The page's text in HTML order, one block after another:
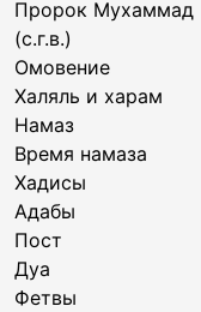
Пророк Мухаммад
(с.г.в.)
Омовение
Халяль и харам
Намаз
Время намаза
Хадисы
Адабы
Пост
Дуа
Фетвы